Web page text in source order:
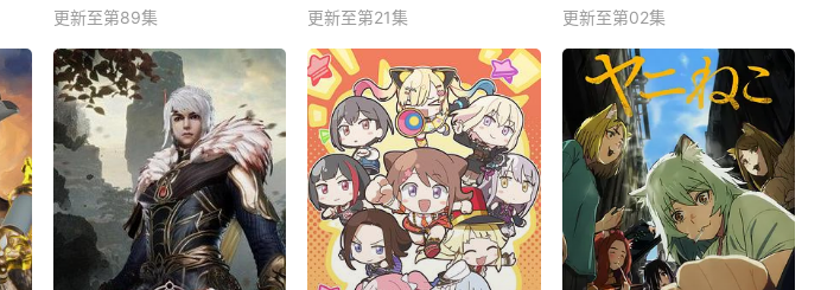
更新至第89集
更新至第21集
更新至第02集